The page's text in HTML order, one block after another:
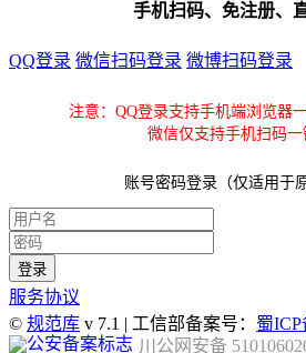
手机扫码、免注册、
QQ登录 微信扫码登录 微博扫码登录
注意：QQ登录支持手机端浏览器
微信仅支持手机扫码
账号密码登录（仅适用于
服务协议
© 规范库 v 7.1 | 工信部备案号： 蜀ICP
川公网安备